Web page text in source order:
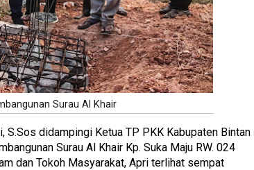
Surau Al Khair
S.Sos didampingi Ketua TP PKK Kabupaten Bintan
Surau Al Khair Kp. Suka Maju RW. 024
dan Tokoh Masyarakat, Apri terlihat sempat